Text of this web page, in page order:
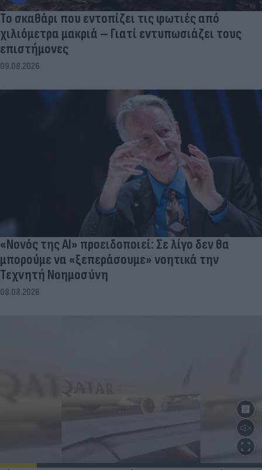
Το σκαθάρι που εντοπίζει τις φωτιές από
χιλιόμετρα μακριά – Γιατί εντυπωσιάζει τους
επιστήμονες
09.08.2026
«Νονός της AI» προειδοποιεί: Σε λίγο δεν θα
μπορούμε να «ξεπεράσουμε» νοητικά την
Τεχνητή Νοημοσύνη
08.08.2026